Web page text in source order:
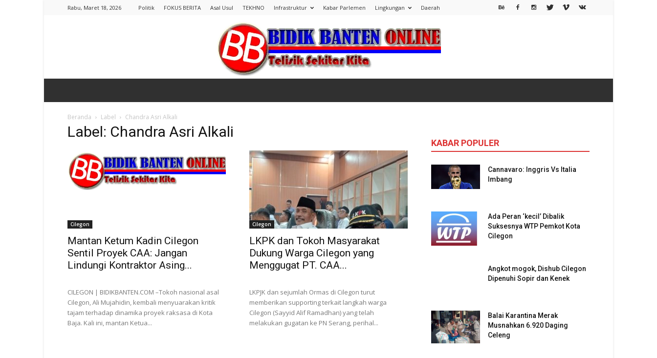
Rabu, Maret 18, 2026 Politik FOKUS BERITA Asal Usul TEKHNO Infrastruktur Kabar Parlemen Lingkungan Daerah
Banten
Beranda Label Chandra Asri Alkali
Label: Chandra Asri Alkali
Cilegon
Mantan Ketum Kadin Cilegon
Sentil Proyek CAA: Jangan
Lindungi Kontraktor Asing...
CILEGON | BIDIKBANTEN.COM –Tokoh nasional asal
Cilegon, Ali Mujahidin, kembali menyuarakan kritik
tajam terhadap dinamika proyek raksasa di Kota
Baja. Kali ini, mantan Ketua...
Cilegon
LKPK dan Tokoh Masyarakat
Dukung Warga Cilegon yang
Menggugat PT. CAA...
LKPJK dan sejumlah Ormas di Cilegon turut
memberikan supporting terkait langkah warga
Cilegon (Sayyid Alif Ramadhan) yang telah
melakukan gugatan ke PN Serang, perihal...
KABAR POPULER
Cannavaro: Inggris Vs Italia
Imbang
Ada Peran ‘kecil’ Dibalik
Suksesnya WTP Pemkot Kota
Cilegon
Angkot mogok, Dishub Cilegon
Dipenuhi Sopir dan Kenek
Balai Karantina Merak
Musnahkan 6.920 Daging
Celeng